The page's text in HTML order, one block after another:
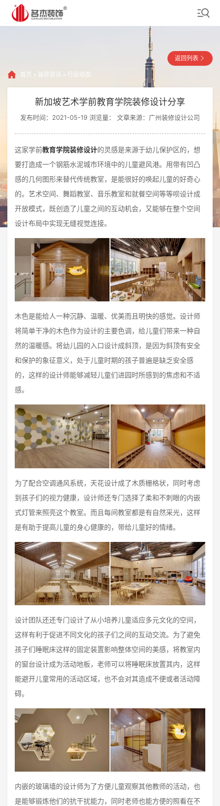
首页 » 装修资讯 » 行业动态
返回列表
新加坡艺术学前教育学院装修设计分享
发布时间：2021-05-19 浏览量： 文章来源：广州装修设计公司
这家学前教育学院装修设计的灵感是来源于幼儿保护区的，想
要打造成一个钢筋水泥城市环境中的儿童避风港。用带有凹凸
感的几何图形来替代传统教室，是能很好的唤起儿童的好奇心
的。艺术空间、舞蹈教室、音乐教室和就餐空间等等呗设计成
开放模式，既创造了儿童之间的互动机会，又能够在整个空间
设计布局中实现无缝视觉连接。
木色是能给人一种沉静、温暖、优美而且明快的感觉。设计师
将简单干净的木色作为设计的主要色调，给儿童们带来一种自
然的温暖感。将幼儿园的入口设计成斜顶，是因为斜顶有安全
和保护的象征意义，处于儿童时期的孩子普遍是缺乏安全感
的，这样的设计师能够减轻儿童们进园时所感到的焦虑和不适
感。
为了配合空调通风系统，天花设计成了木质栅格状，同时考虑
到孩子们的视力健康，设计师还专门选择了柔和不刺眼的内嵌
式灯管来照亮这个教室。而且每间教室都是有自然采光，这样
是有助于提高儿童的身心健康的，带给儿童好的情绪。
设计团队还还专门设计了从小培养儿童适应多元文化的空间，
这样有利于促进不同文化的孩子们之间的互动交流。为了避免
孩子们睡眠床这样的固定装置影响整体空间的美感，将教室内
的窗台设计成为活动地板，老师可以将睡眠床放置其内，这样
能避开儿童常用的活动区域，也不会对其造成不便或者活动障
碍。
内嵌的玻璃墙的设计师为了方便儿童观察其他教师的活动，也
是能够锻炼他们的抗干扰能力，同时老师也能方便的照看在不